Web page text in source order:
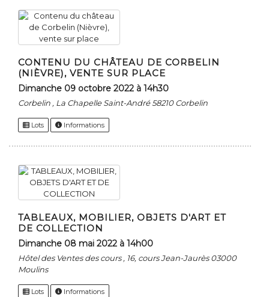
CONTENU DU CHÂTEAU DE CORBELIN
(NIÈVRE), VENTE SUR PLACE
dimanche 09 octobre 2022 à 14h30
Corbelin , La Chapelle Saint-André 58210 Corbelin
Lots Informations
TABLEAUX, MOBILIER, OBJETS D'ART ET
DE COLLECTION
dimanche 08 mai 2022 à 14h00
Hôtel des Ventes des cours , 16, cours Jean-Jaurès 03000
Moulins
Lots Informations